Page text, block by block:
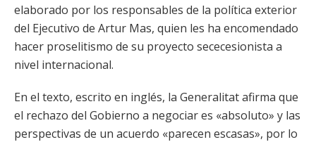
elaborado por los responsables de la política exterior
del Ejecutivo de Artur Mas, quien les ha encomendado
hacer proselitismo de su proyecto sececesionista a
nivel internacional.
En el texto, escrito en inglés, la Generalitat afirma que
el rechazo del Gobierno a negociar es «absoluto» y las
perspectivas de un acuerdo «parecen escasas», por lo